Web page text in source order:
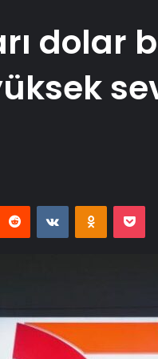
dolar
Reddit VKontakte